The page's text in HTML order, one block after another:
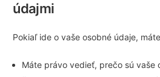
údajmi
Pokiaľ ide o vaše osobné údaje,
Máte právo vedieť, prečo sú vaše